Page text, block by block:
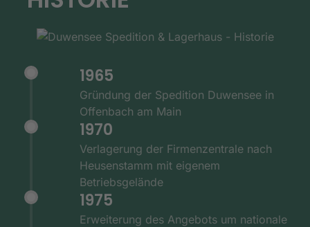
1965
Gründung der Spedition Duwensee in
Offenbach am Main
1970
Verlagerung der Firmenzentrale nach
Heusenstamm mit eigenem
Betriebsgelände
1975
Erweiterung des Angebots um nationale